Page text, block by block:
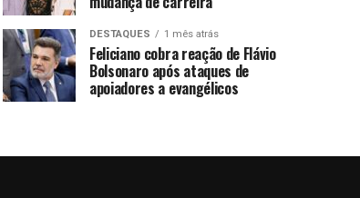
DESTAQUES 1 mês atrás
Feliciano cobra reação de Flávio
Bolsonaro após ataques de
apoiadores a evangélicos